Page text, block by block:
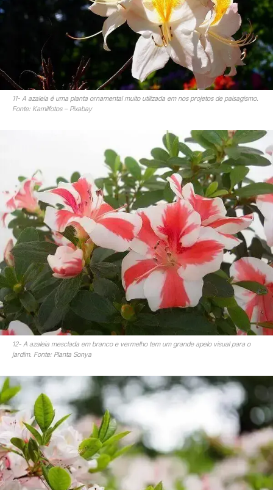
11- A azaleia é uma planta ornamental muito utilizada em nos projetos de paisagismo.
Fonte: Kamilfotos – Pixabay
12- A azaleia mesclada em branco e vermelho tem um grande apelo visual para o
jardim. Fonte: Planta Sonya